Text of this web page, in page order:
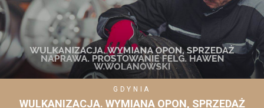
GDYNIA
WULKANIZACJA. WYMIANA OPON, SPRZEDAŻ